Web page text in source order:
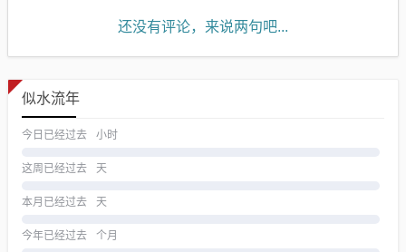
还没有评论，来说两句吧...
似水流年
今日已经过去 小时
这周已经过去 天
本月已经过去 天
今年已经过去 个月